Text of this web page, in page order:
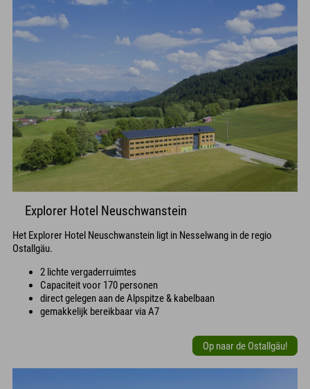
Explorer Hotel Neuschwanstein
Het Explorer Hotel Neuschwanstein ligt in Nesselwang in de regio
Ostallgäu.
2 lichte vergaderruimtes
Capaciteit voor 170 personen
direct gelegen aan de Alpspitze & kabelbaan
gemakkelijk bereikbaar via A7
Op naar de Ostallgäu!